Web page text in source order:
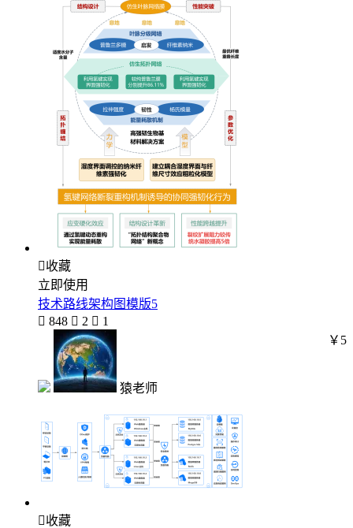
收藏
立即使用
技术路线架构图模版5
 848  2  1
猿老师
￥5
收藏